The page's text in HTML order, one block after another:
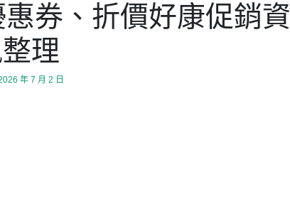
惠券、折價好康促銷資
理
年 7 月 2 日